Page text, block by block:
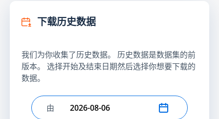
下载历史数据
我们为你收集了历史数据。 历史数据是数据集的前
版本。 选择开始及结束日期然后选择你想要下载的
数据。
选择开始日期
由